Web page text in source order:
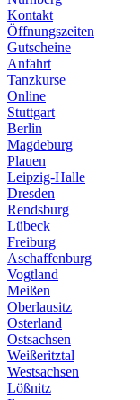
Kontakt
Öffnungszeiten
Gutscheine
Anfahrt
Tanzkurse
Online
Stuttgart
Berlin
Magdeburg
Plauen
Leipzig-Halle
Dresden
Rendsburg
Lübeck
Freiburg
Aschaffenburg
Vogtland
Meißen
Oberlausitz
Osterland
Ostsachsen
Weißeritztal
Westsachsen
Lößnitz